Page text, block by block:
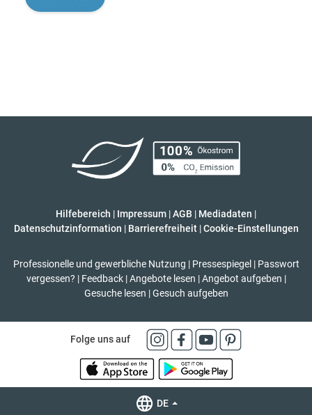
Hilfebereich | Impressum |AGB | Mediadaten |
Datenschutzinformation | Barrierefreiheit | Cookie-Einstellungen
Professionelle und gewerbliche Nutzung | Pressespiegel | Passwort
vergessen? | Feedback | Angebote lesen | Angebot aufgeben |
Gesuche lesen | Gesuch aufgeben
Folge uns auf
DE